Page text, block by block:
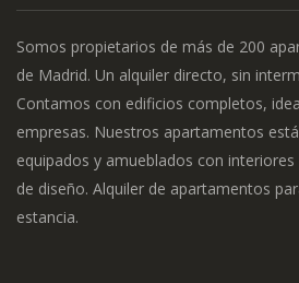
Somos propietarios de más de 200
de Madrid. Un alquiler directo, sin
Contamos con edificios completos,
empresas. Nuestros apartamentos
equipados y amueblados con
de diseño. Alquiler de apartamentos
estancia.